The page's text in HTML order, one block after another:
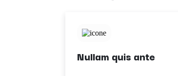
Nullam quis ante